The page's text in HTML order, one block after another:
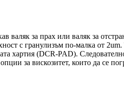
валяк за прах или валяк за
с гранулизъм по-малка от
хартия (DCR-PAD).
за вискозитет, които да се